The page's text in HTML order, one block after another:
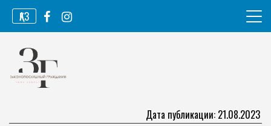
Перейти
содержимому
ҚАЗ
Законопослушный гражданин
Дата публикации: 21.08.2023